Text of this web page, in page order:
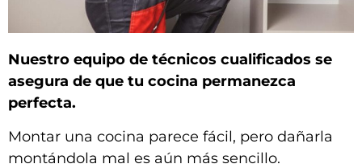
Nuestro equipo de técnicos cualificados se
asegura de que tu cocina permanezca
perfecta.
Montar una cocina parece fácil, pero dañarla
montándola mal es aún más sencillo.